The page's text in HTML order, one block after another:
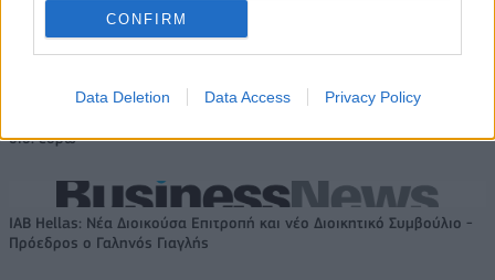
CONFIRM
Data Deletion Data Access Privacy Policy
εξάμηνο 2026 με
δισ. ευρώ
TV: Η σκακιέρα της νέας σεζόν
IAB Hellas: Νέα Διοικούσα Επιτροπή και νέο Διοικητικό Συμβούλιο -
Πρόεδρος ο Γαληνός Γιαγλής